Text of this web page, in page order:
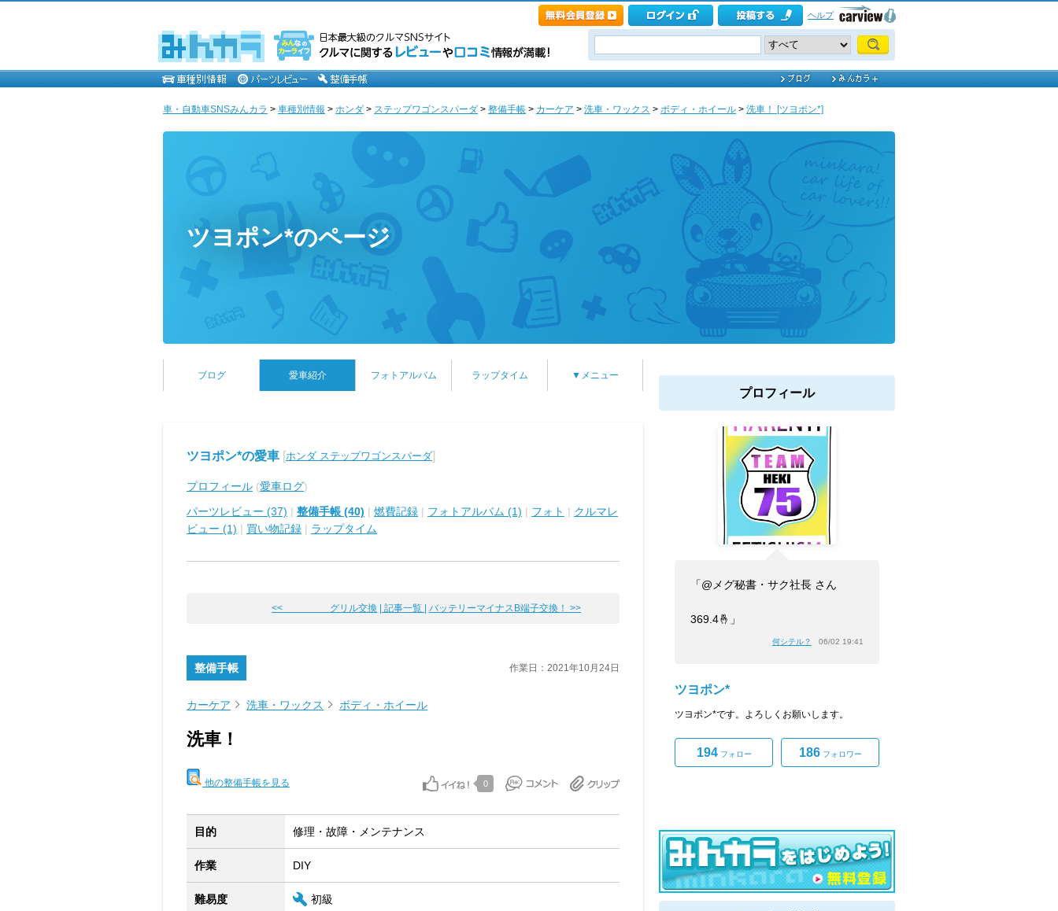
ヘルプ
車・自動車SNSみんカラ > 車種別情報 > ホンダ > ステップワゴンスパーダ > 整備手帳 > カーケア > 洗車・ワックス > ボディ・ホイール > 洗車！ [ツヨポン*]
ツヨポン*のページ
ブログ 愛車紹介 フォトアルバム ラップタイム ▼メニュー
ツヨポン*の愛車 [ホンダ ステップワゴンスパーダ]
プロフィール (愛車ログ)
パーツレビュー (37) | 整備手帳 (40) | 燃費記録 | フォトアルバム (1) | フォト | クルマレ
ビュー (1) | 買い物記録 | ラップタイム
<< グリル交換 | 記事一覧 | バッテリーマイナスB端子交換！ >>
整備手帳 作業日：2021年10月24日
カーケア 洗車・ワックス ボディ・ホイール
洗車！
他の整備手帳を見る 0
目的 修理・故障・メンテナンス
作業 DIY
難易度 初級
プロフィール
「@メグ秘書・サク社長 さん
369.4🤞」
何シテル？ 06/02 19:41
ツヨポン*
ツヨポン*です。よろしくお願いします。
194フォロー 186フォロワー